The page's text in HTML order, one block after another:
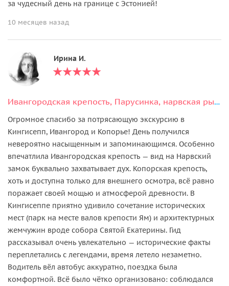
за чудесный день на границе с Эстонией!
10 месяцев назад
Ирина И.
Ивангородская крепость, Парусинка, нарвская рыба и Шепелёвский маяк
Огромное спасибо за потрясающую экскурсию в
Кингисепп, Ивангород и Копорье! День получился
невероятно насыщенным и запоминающимся. Особенно
впечатлила Ивангородская крепость — вид на Нарвский
замок буквально захватывает дух. Копорская крепость,
хоть и доступна только для внешнего осмотра, всё равно
поражает своей мощью и атмосферой древности. В
Кингисеппе приятно удивило сочетание исторических
мест (парк на месте валов крепости Ям) и архитектурных
жемчужин вроде собора Святой Екатерины. Гид
рассказывал очень увлекательно — исторические факты
переплетались с легендами, время летело незаметно.
Водитель вёл автобус аккуратно, поездка была
комфортной. Всё было чётко организовано: соблюдался